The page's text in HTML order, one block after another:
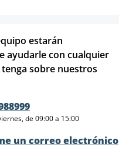
estarán
ayudarle con cualquier
sobre nuestros
de 09:00 a 15:00
un correo electrónico